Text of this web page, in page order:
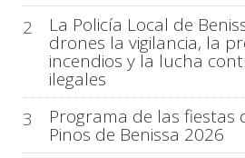
2
La Policía Local de
drones la vigilancia, la
incendios y la lucha
ilegales
3
Programa de las fiestas
Pinos de Benissa 2026